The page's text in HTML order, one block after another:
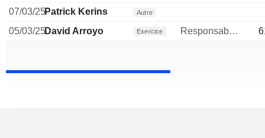
07/03/25Patrick Kerins Autre
05/03/25David Arroyo Exercice Responsable conformite